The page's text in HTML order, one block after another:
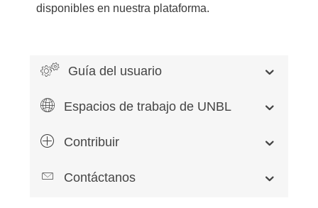
disponibles en nuestra plataforma.
Guía del usuario
Espacios de trabajo de UNBL
Contribuir
Contáctanos